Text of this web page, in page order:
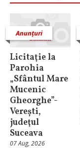
Anunțuri
Licitaţie la
Parohia
„Sfântul Mare
Mucenic
Gheorghe”-
Verești,
judeţul
Suceava
07 Aug, 2026